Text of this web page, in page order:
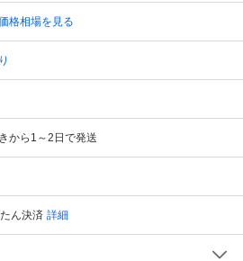
格相場を見る
から1～2日で発送
ん決済 詳細